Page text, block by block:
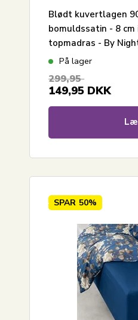
Blødt kuvertlagen
bomuldssatin - 8
topmadras - By
På lager
299,95
149,95 DKK
SPAR 50%